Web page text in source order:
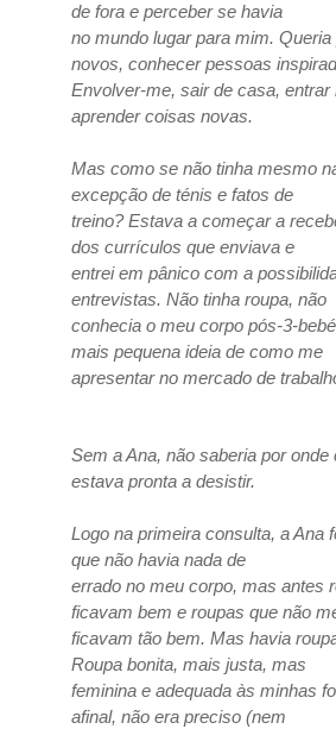
de fora e perceber se havia
no mundo lugar para mim. Queria
novos, conhecer pessoas
Envolver-me, sair de casa, entrar
aprender coisas novas.
Mas como se não tinha mesmo
excepção de ténis e fatos de
treino? Estava a começar a
dos currículos que enviava e
entrei em pânico com a
entrevistas. Não tinha roupa, não
conhecia o meu corpo pós-3-
mais pequena ideia de como me
apresentar no mercado de
Sem a Ana, não saberia por onde
estava pronta a desistir.
Logo na primeira consulta, a Ana
que não havia nada de
errado no meu corpo, mas antes
ficavam bem e roupas que não
ficavam tão bem. Mas havia
Roupa bonita, mais justa, mas
feminina e adequada às minhas
afinal, não era preciso (nem